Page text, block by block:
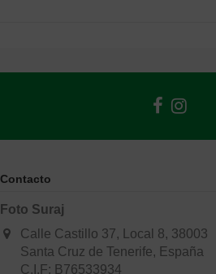
Contacto
Foto Suraj
Calle Castillo 37, Local 8, 38003
Santa Cruz de Tenerife, España
C.I.F: B76533934